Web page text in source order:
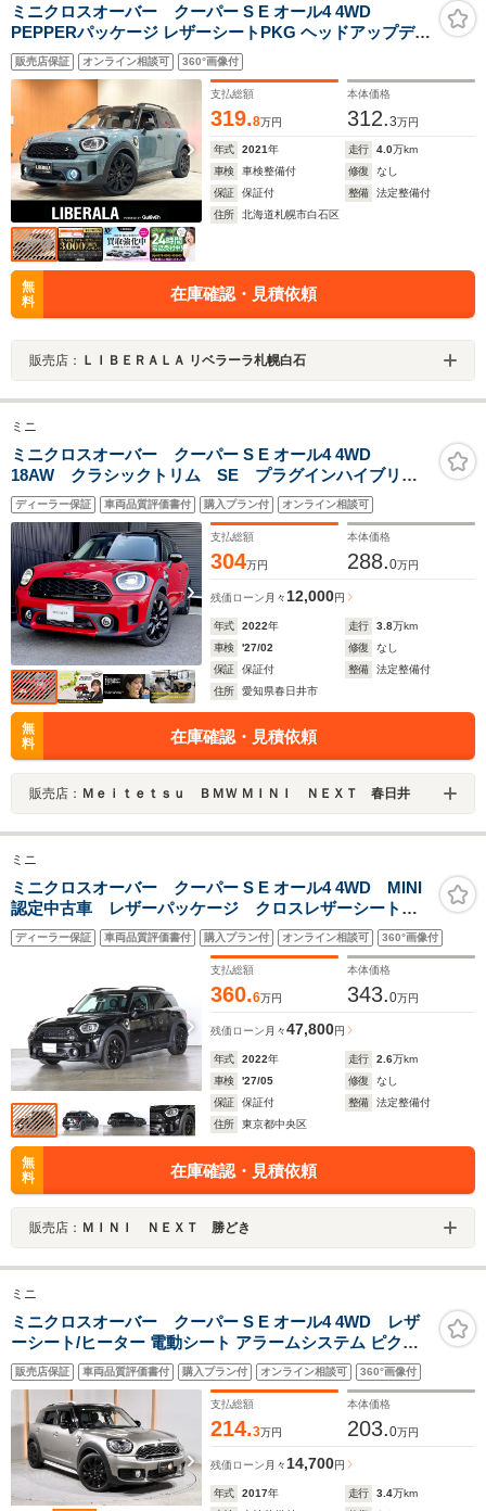
ミニクロスオーバー クーパー S E オール4 4WD
PEPPERパッケージ レザーシートPKG ヘッドアップディ
スプレイ マルチディスプレイメーターパネル 茶革シート
シートヒーター 電動フロントシート ハイグロスブラック
ルーフレール ピアノブラックエクステリア
販売店保証 オンライン相談可 360°画像付
支払総額
319.8万円
本体価格
312.3万円
年式 2021年 走行 4.0万km
車検
車検整備付 修復
なし
保証
保証付 整備
法定整備付
住所
北海道札幌市白石区
無
料
在庫確認・見積依頼
販売店： ＬＩＢＥＲＡＬＡ リベラーラ札幌白石
ミニ
ミニクロスオーバー クーパー S E オール4 4WD
18AW クラシックトリム SE プラグインハイブリッ
ド チリレッド AWD LEDヘッドライト 純正ナビ
ACC バックカメラ 電動テールゲート シートヒータ
ー ワンオーナー 禁煙 認定中古車
ディーラー保証 車両品質評価書付 購入プラン付 オンライン相談可
支払総額
304万円
本体価格
288.0万円
残価ローン 月々 12,000円
年式 2022年 走行 3.8万km
車検
'27/02 修復
なし
保証
保証付 整備
法定整備付
住所
愛知県春日井市
無
料
在庫確認・見積依頼
販売店： Ｍｅｉｔｅｔｓｕ ＢＭＷ ＭＩＮＩ ＮＥＸＴ 春日井
ミニ
ミニクロスオーバー クーパー S E オール4 4WD MINI
認定中古車 レザーパッケージ クロスレザーシート
18インチブラックホイール ルーフレールピアノブラッ
ク 純正ナビゲーション バックカメラ アクティブク
ディーラー保証 車両品質評価書付 購入プラン付 オンライン相談可 360°画像付
支払総額
360.6万円
本体価格
343.0万円
残価ローン 月々47,800円
年式 2022年 走行 2.6万km
車検
'27/05 修復
なし
保証
保証付 整備
法定整備付
住所
東京都中央区
無
料
在庫確認・見積依頼
販売店： ＭＩＮＩ ＮＥＸＴ 勝どき
ミニ
ミニクロスオーバー クーパー S E オール4 4WD レザ
ーシート/ヒーター 電動シート アラームシステム ピクニ
ックベンチ ヘッドアップディスプレイ バックカメラ リア
障害物センサー ドライビングモード 純正ナビ ETC2.0 整
備付
販売店保証 車両品質評価書付 購入プラン付 オンライン相談可 360°画像付
支払総額
214.3万円
本体価格
203.0万円
残価ローン 月々14,700円
年式 2017年 走行 3.4万km